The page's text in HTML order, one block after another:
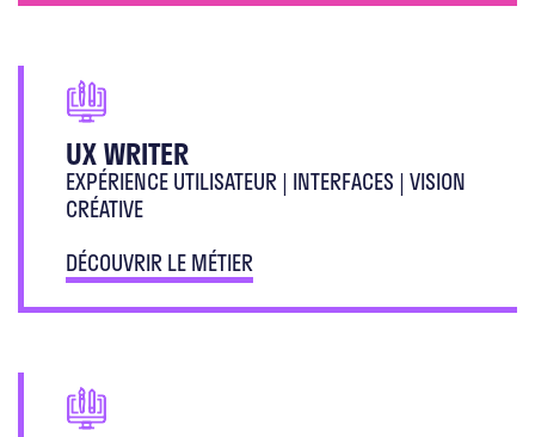
UX WRITER
EXPÉRIENCE UTILISATEUR | INTERFACES | VISION
CRÉATIVE
DÉCOUVRIR LE MÉTIER